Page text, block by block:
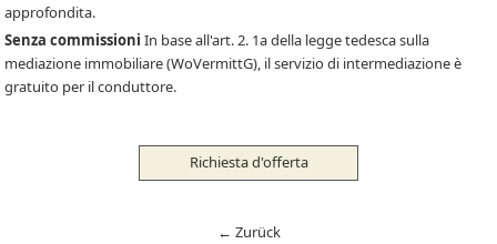
approfondita.
Senza commissioni In base all'art. 2. 1a della legge tedesca sulla
mediazione immobiliare (WoVermittG), il servizio di intermediazione è
gratuito per il conduttore.
Richiesta d'offerta
← Zurück